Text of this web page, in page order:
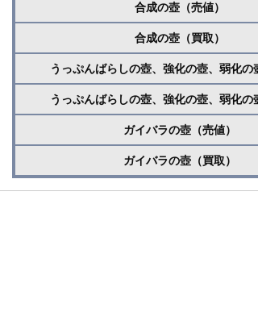
合成の壺（売値）
合成の壺（買取）
うっぷんばらしの壺、強化の壺、弱化の
うっぷんばらしの壺、強化の壺、弱化の
ガイバラの壺（売値）
ガイバラの壺（買取）